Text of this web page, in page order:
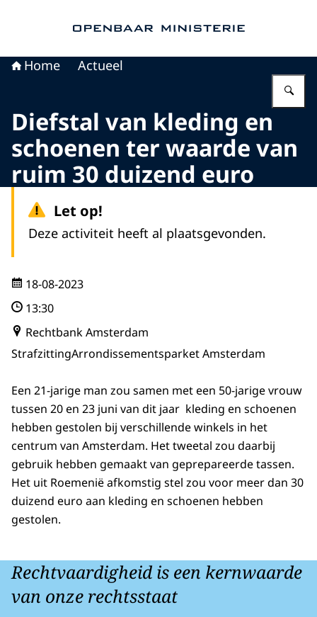
Home Actueel
Diefstal van kleding en
schoenen ter waarde van
ruim 30 duizend euro
Let op!
Deze activiteit heeft al plaatsgevonden.
18-08-2023
13:30
Rechtbank Amsterdam
StrafzittingArrondissementsparket Amsterdam
Een 21-jarige man zou samen met een 50-jarige vrouw
tussen 20 en 23 juni van dit jaar kleding en schoenen
hebben gestolen bij verschillende winkels in het
centrum van Amsterdam. Het tweetal zou daarbij
gebruik hebben gemaakt van geprepareerde tassen.
Het uit Roemenië afkomstig stel zou voor meer dan 30
duizend euro aan kleding en schoenen hebben
gestolen.
Rechtvaardigheid is een kernwaarde
van onze rechtsstaat